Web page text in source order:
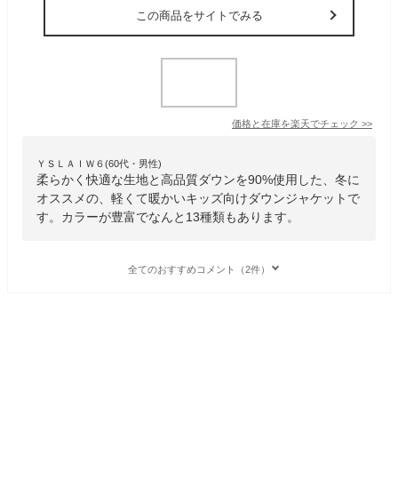
この商品をサイトでみる
価格と在庫を楽天でチェック >>
ＹＳＬＡＩＷ６(60代・男性)
柔らかく快適な生地と高品質ダウンを90%使用した、冬に
オススメの、軽くて暖かいキッズ向けダウンジャケットで
す。カラーが豊富でなんと13種類もあります。
全てのおすすめコメント（2件）